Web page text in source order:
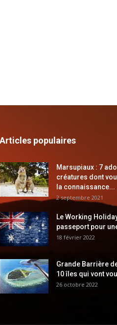
Articles populaires
Marsupiaux : 7
créatures dont
la connaissance...
2 septembre 2021
Le Working
passeport pour
18 février 2022
Grande Barrière
10 îles qui vont
26 octobre 2022